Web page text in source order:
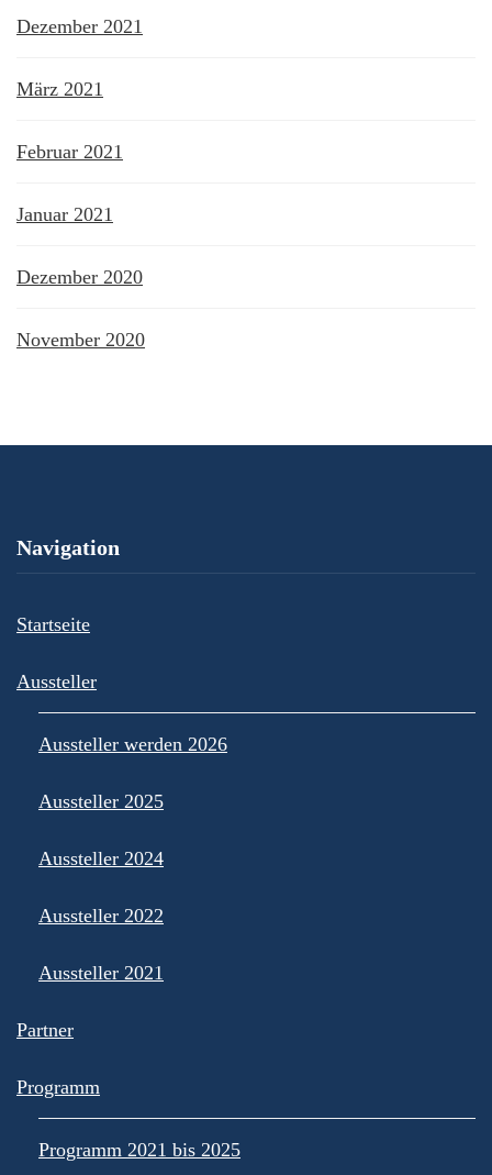
Dezember 2021
März 2021
Februar 2021
Januar 2021
Dezember 2020
November 2020
Navigation
Startseite
Aussteller
Aussteller werden 2026
Aussteller 2025
Aussteller 2024
Aussteller 2022
Aussteller 2021
Partner
Programm
Programm 2021 bis 2025